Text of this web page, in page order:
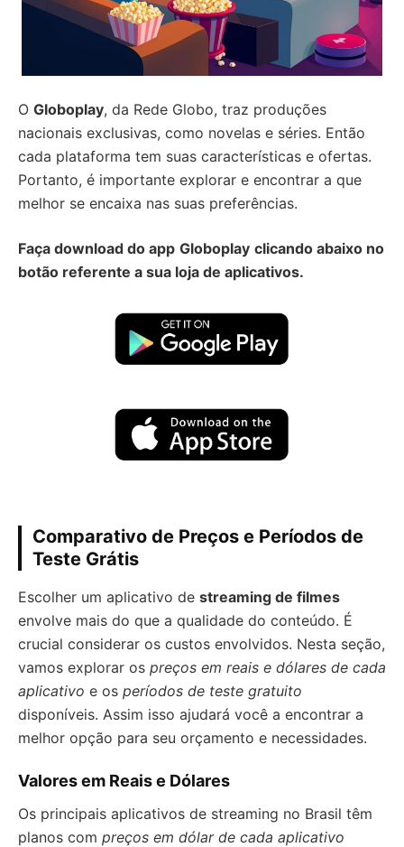
O Globoplay, da Rede Globo, traz produções
nacionais exclusivas, como novelas e séries. Então
cada plataforma tem suas características e ofertas.
Portanto, é importante explorar e encontrar a que
melhor se encaixa nas suas preferências.
Faça download do app Globoplay clicando abaixo no
botão referente a sua loja de aplicativos.
Comparativo de Preços e Períodos de
Teste Grátis
Escolher um aplicativo de streaming de filmes
envolve mais do que a qualidade do conteúdo. É
crucial considerar os custos envolvidos. Nesta seção,
vamos explorar os preços em reais e dólares de cada
aplicativo e os períodos de teste gratuito
disponíveis. Assim isso ajudará você a encontrar a
melhor opção para seu orçamento e necessidades.
Valores em Reais e Dólares
Os principais aplicativos de streaming no Brasil têm
planos com preços em dólar de cada aplicativo